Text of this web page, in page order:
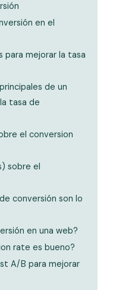
en el
para mejorar la tasa
de un
tasa de
el conversion
sobre el
conversión son lo
en una web?
rate es bueno?
A/B para mejorar